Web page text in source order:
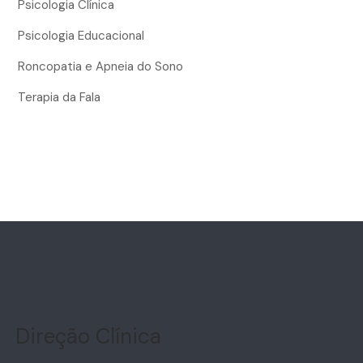
Psicologia Clínica
Psicologia Educacional
Roncopatia e Apneia do Sono
Terapia da Fala